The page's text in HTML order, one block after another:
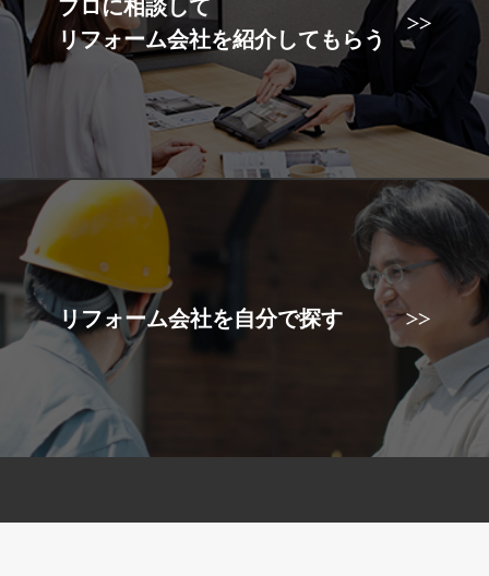
プロに相談して
リフォーム会社を紹介してもらう
リフォーム会社を自分で探す